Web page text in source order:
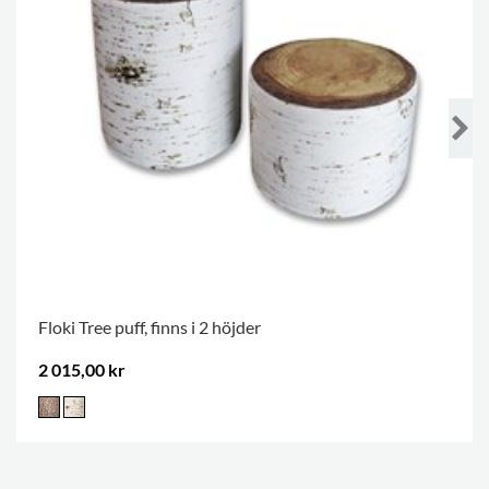
Floki Tree puff, finns i 2 höjder
2 015,00 kr